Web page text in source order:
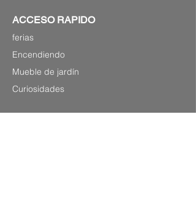
ACCESO RAPIDO
ferias
Encendiendo
Mueble de jardín
Curiosidades